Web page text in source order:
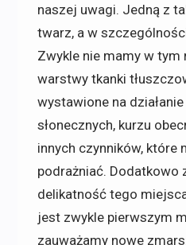
naszej uwagi. Jedną z
twarz, a w
Zwykle nie mamy w
warstwy tkanki
wystawione na
słonecznych, kurzu
innych czynników, które
podrażniać. Dodatkowo
delikatność tego
jest zwykle pierwszym
zauważamy nowe